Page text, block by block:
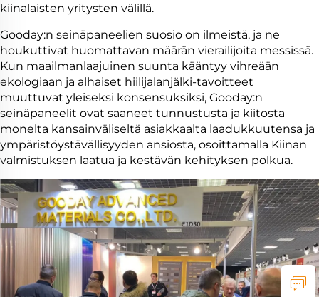
kiinalaisten yritysten välillä.
Gooday:n seinäpaneelien suosio on ilmeistä, ja ne
houkuttivat huomattavan määrän vierailijoita messissä.
Kun maailmanlaajuinen suunta kääntyy vihreään
ekologiaan ja alhaiset hiilijalanjälki-tavoitteet
muuttuvat yleiseksi konsensuksiksi, Gooday:n
seinäpaneelit ovat saaneet tunnustusta ja kiitosta
monelta kansainväliseltä asiakkaalta laadukkuutensa ja
ympäristöystävällisyyden ansiosta, osoittamalla Kiinan
valmistuksen laatua ja kestävän kehityksen polkua.